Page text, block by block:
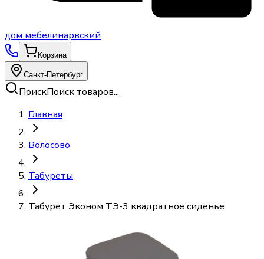
дом мебелинарвский
Корзина
Санкт-Петербург
ПоискПоиск товаров...
Главная
Волосово
Табуреты
Табурет Эконом ТЭ-3 квадратное сиденье